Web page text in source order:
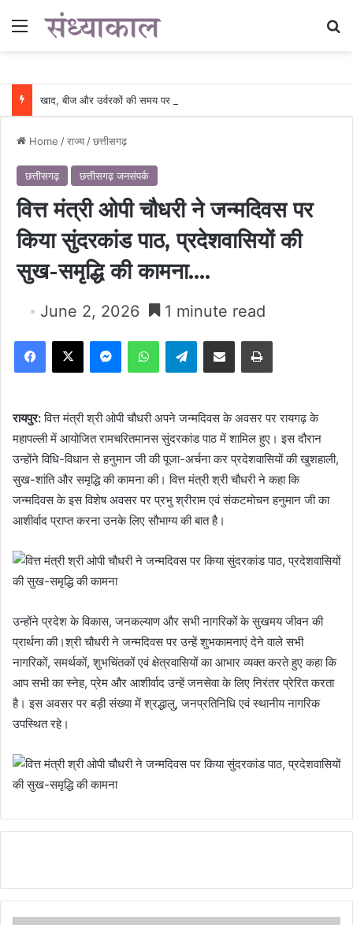
Menu
Home /राज्य /छत्तीसगढ़
छत्तीसगढ़ छत्तीसगढ़ जनसंपर्क
वित्त मंत्री ओपी चौधरी ने जन्मदिवस पर
किया सुंदरकांड पाठ, प्रदेशवासियों की
सुख-समृद्धि की कामना….
June 2, 2026 1 minute read
Facebook
X MessengerWhatsAppTelegramShare via Email Print
रायपुर:वित्त मंत्री श्री ओपी चौधरी अपने जन्मदिवस के अवसर पर रायगढ़ के
महापल्ली में आयोजित रामचरितमानस सुंदरकांड पाठ में शामिल हुए। इस दौरान
उन्होंने विधि-विधान से हनुमान जी की पूजा-अर्चना कर प्रदेशवासियों की खुशहाली,
सुख-शांति और समृद्धि की कामना की। वित्त मंत्री श्री चौधरी ने कहा कि
जन्मदिवस के इस विशेष अवसर पर प्रभु श्रीराम एवं संकटमोचन हनुमान जी का
आशीर्वाद प्राप्त करना उनके लिए सौभाग्य की बात है।
उन्होंने प्रदेश के विकास, जनकल्याण और सभी नागरिकों के सुखमय जीवन की
प्रार्थना की।श्री चौधरी ने जन्मदिवस पर उन्हें शुभकामनाएं देने वाले सभी
नागरिकों, समर्थकों, शुभचिंतकों एवं क्षेत्रवासियों का आभार व्यक्त करते हुए कहा कि
आप सभी का स्नेह, प्रेम और आशीर्वाद उन्हें जनसेवा के लिए निरंतर प्रेरित करता
है। इस अवसर पर बड़ी संख्या में श्रद्धालु, जनप्रतिनिधि एवं स्थानीय नागरिक
उपस्थित रहे।